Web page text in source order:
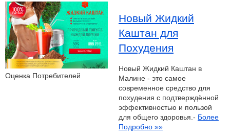
Оценка Потребителей
Новый Жидкий
Каштан для
Похудения
Новый Жидкий Каштан в
Малине - это самое
современное средство для
похудения с подтверждённой
эффективностью и пользой
для общего здоровья.- Более
Подробно »»